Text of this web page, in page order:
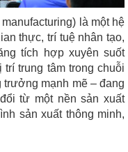
là một hệ
thực, trí tuệ nhân tạo,
tích hợp xuyên suốt
trung tâm trong chuỗi
mạnh mẽ – đang
từ một nền sản xuất
sản xuất thông minh,